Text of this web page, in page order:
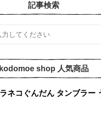
記事検索
kodomoe shop 人気商品
ノ